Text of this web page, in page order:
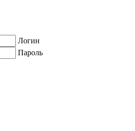
Логин
Пароль